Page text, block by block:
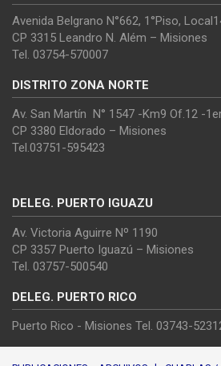
Avenida Belgrano N°662, 1°Piso,
CP 3315 Leandro N. Além – Misiones
Tel. 03754-570007
DISTRITO ZONA NORTE
Av. San Martín N° 1547 -Km9 Of.12 -
CP 3380 Eldorado – Misiones
Tel.03751-595423
DELEG. PUERTO IGUAZU
Av. Victoria Aguirre Nº 1190
CP 3357 Puerto Iguazú – Misiones
Tel. 03757-500540
DELEG. PUERTO RICO
Puerto Rico - Misiones Tel. 03743-